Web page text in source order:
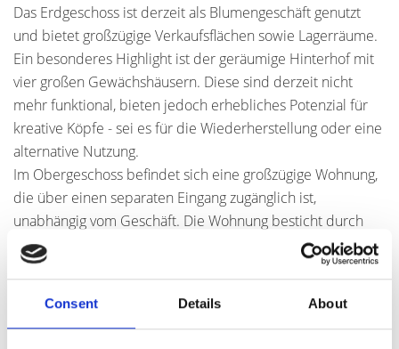
Consent Details About
Das Erdgeschoss ist derzeit als Blumengeschäft genutzt
und bietet großzügige Verkaufsflächen sowie Lagerräume.
Ein besonderes Highlight ist der geräumige Hinterhof mit
vier großen Gewächshäusern. Diese sind derzeit nicht
mehr funktional, bieten jedoch erhebliches Potenzial für
kreative Köpfe - sei es für die Wiederherstellung oder eine
alternative Nutzung.
Im Obergeschoss befindet sich eine großzügige Wohnung,
die über einen separaten Eingang zugänglich ist,
unabhängig vom Geschäft. Die Wohnung besticht durch
ihre großzügige Raumaufteilung und bietet:
* Vier Schlafzimmer, eines davon mit Zugang zu einem
* Ein modernisiertes Badezimmer